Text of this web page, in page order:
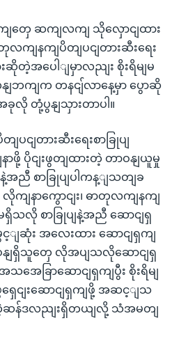
ကျတှေ ဆကျလကျ သိုလှောငျထား
တုလကျနကျပိတျပငျတားဆီးရေး
ဆိုတဲ့အပေါျမှာလညျး စိုးရိမျမ
ဘကျက တနငျ်လာနေ့မှာ ပွောဆို
တုံ့ပွနျသှားတာပါ။
ပငျတားဆီးရေးစာခြုပျ
ဖို့ ပိုငျးဖွတျထားတဲ့ တာဝနျယူမှု
အညီ စာခြုပျပါကန့ျသတျခ
ကျနာကွောငျး၊ ဓာတုလကျနကျ
ရှိသလို စာခြုပျနဲ့အညီ ဆောငျရှ
ဆုံး အလေးထား ဆောငျရှကျ
ဝနျရှိသူတှေ လိုအပျသလိုဆောငျရှ
အေခြာဆောငျရှကျပွီး စိုးရိမျ
ေငျးဆောငျရှကျဖို့ အဆင့ျသ
န်ဒလညျးရှိတယျလို့ သံအမတျ